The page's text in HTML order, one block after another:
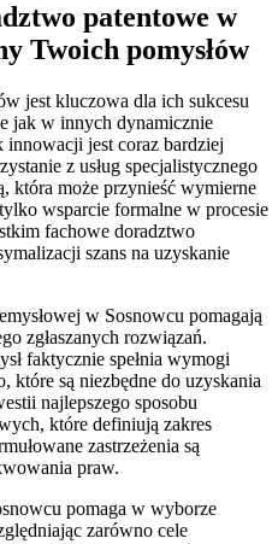
patentowe w
Twoich pomysłów
jest kluczowa dla ich sukcesu
jak w innych dynamicznie
jest coraz bardziej
z usług specjalistycznego
która może przynieść wymierne
wsparcie formalne w procesie
fachowe doradztwo
szans na uzyskanie
w Sosnowcu pomagają
zgłaszanych rozwiązań.
faktycznie spełnia wymogi
które są niezbędne do uzyskania
najlepszego sposobu
które definiują zakres
zastrzeżenia są
praw.
pomaga w wyborze
zarówno cele